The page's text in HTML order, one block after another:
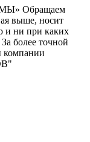
Обращаем
выше, носит
и ни при каких
более точной
компании